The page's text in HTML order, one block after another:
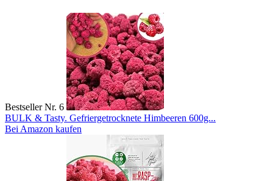
Bestseller Nr. 6
BULK & Tasty. Gefriergetrocknete Himbeeren 600g...
Bei Amazon kaufen